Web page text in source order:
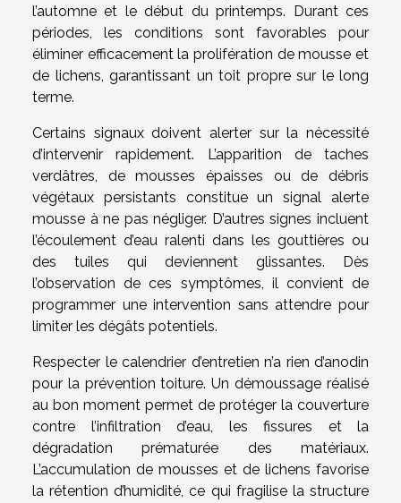
l’automne et le début du printemps. Durant ces
périodes, les conditions sont favorables pour
éliminer efficacement la prolifération de mousse et
de lichens, garantissant un toit propre sur le long
terme.
Certains signaux doivent alerter sur la nécessité
d’intervenir rapidement. L’apparition de taches
verdâtres, de mousses épaisses ou de débris
végétaux persistants constitue un signal alerte
mousse à ne pas négliger. D’autres signes incluent
l’écoulement d’eau ralenti dans les gouttières ou
des tuiles qui deviennent glissantes. Dès
l’observation de ces symptômes, il convient de
programmer une intervention sans attendre pour
limiter les dégâts potentiels.
Respecter le calendrier d’entretien n’a rien d’anodin
pour la prévention toiture. Un démoussage réalisé
au bon moment permet de protéger la couverture
contre l’infiltration d’eau, les fissures et la
dégradation prématurée des matériaux.
L’accumulation de mousses et de lichens favorise
la rétention d’humidité, ce qui fragilise la structure